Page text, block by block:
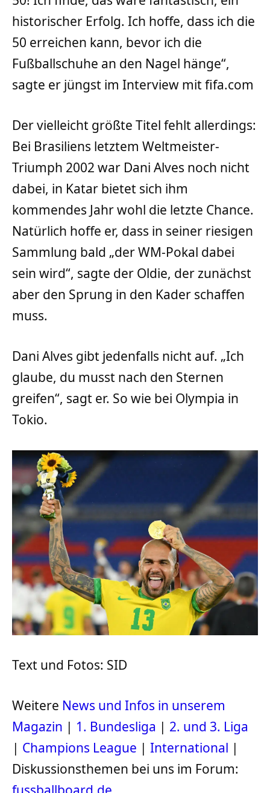
historischer Erfolg. Ich hoffe, dass ich die
50 erreichen kann, bevor ich die
Fußballschuhe an den Nagel hänge“,
sagte er jüngst im Interview mit fifa.com
Der vielleicht größte Titel fehlt allerdings:
Bei Brasiliens letztem Weltmeister-
Triumph 2002 war Dani Alves noch nicht
dabei, in Katar bietet sich ihm
kommendes Jahr wohl die letzte Chance.
Natürlich hoffe er, dass in seiner riesigen
Sammlung bald „der WM-Pokal dabei
sein wird“, sagte der Oldie, der zunächst
aber den Sprung in den Kader schaffen
muss.
Dani Alves gibt jedenfalls nicht auf. „Ich
glaube, du musst nach den Sternen
greifen“, sagt er. So wie bei Olympia in
Tokio.
Text und Fotos: SID
Weitere News und Infos in unserem
Magazin | 1. Bundesliga | 2. und 3. Liga
| Champions League | International |
Diskussionsthemen bei uns im Forum: